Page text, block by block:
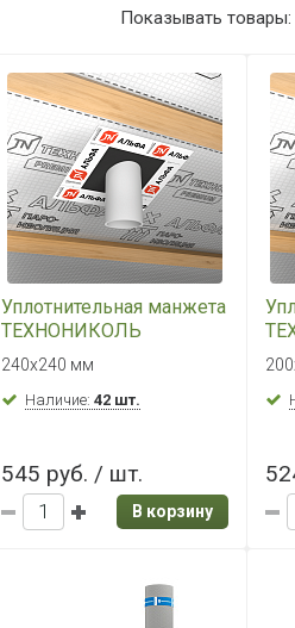
Показывать товары:
Уплотнительная манжета
ТЕХНОНИКОЛЬ
АЛЬФАПАЙП 100
240х240 мм
Наличие:42 шт.
545 руб. / шт.
В корзину